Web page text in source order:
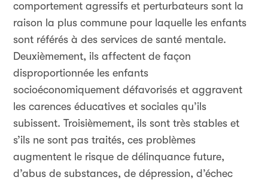
comportement agressifs et perturbateurs sont la
raison la plus commune pour laquelle les enfants
sont référés à des services de santé mentale.
Deuxièmement, ils affectent de façon
disproportionnée les enfants
socioéconomiquement défavorisés et aggravent
les carences éducatives et sociales qu’ils
subissent. Troisièmement, ils sont très stables et
s’ils ne sont pas traités, ces problèmes
augmentent le risque de délinquance future,
d’abus de substances, de dépression, d’échec